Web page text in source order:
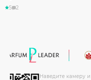
5 2
Наведите камеру и